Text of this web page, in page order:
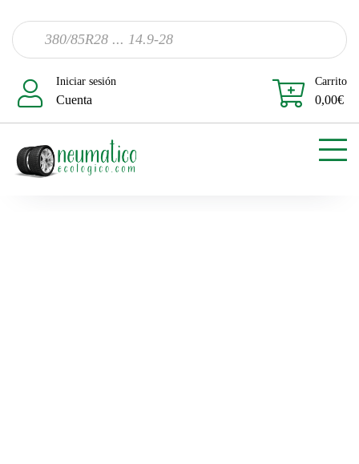
Iniciar sesión
Cuenta
Carrito
0,00€